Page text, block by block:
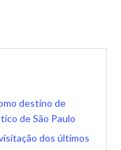
destino de
de São Paulo
dos últimos